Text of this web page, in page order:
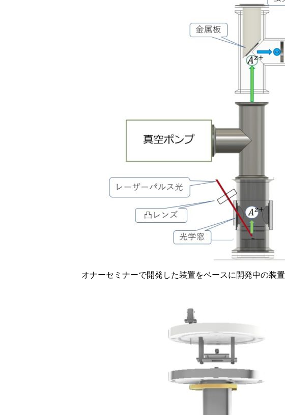
オナーセミナーで開発した装置をベースに開発中の装置